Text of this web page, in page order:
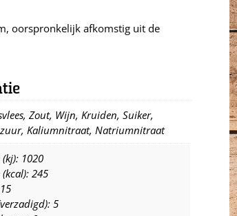
oorspronkelijk afkomstig uit de
Zout, Wijn, Kruiden, Suiker,
Kaliumnitraat, Natriumnitraat
1020
245
5